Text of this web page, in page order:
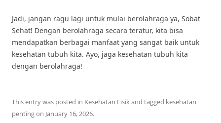
Jadi, jangan ragu lagi untuk mulai berolahraga ya, Sobat
Sehat! Dengan berolahraga secara teratur, kita bisa
mendapatkan berbagai manfaat yang sangat baik untuk
kesehatan tubuh kita. Ayo, jaga kesehatan tubuh kita
dengan berolahraga!
This entry was posted in Kesehatan Fisikand tagged kesehatan
pentingon January 16, 2026.